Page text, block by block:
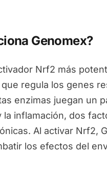
Genomex?
Nrf2 más
regula los genes
enzimas juegan un
la inflamación, dos
Al activar Nrf2,
los efectos del